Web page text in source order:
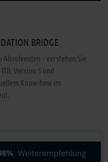
BRIDGE
– verstehen Sie
Version 5 und
Know-how im
Weiterempfehlung